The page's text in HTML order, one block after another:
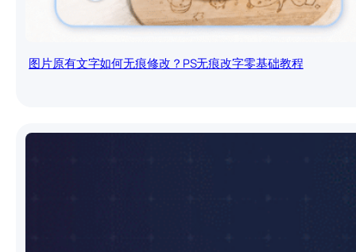
图片原有文字如何无痕修改？PS无痕改字零基础教程